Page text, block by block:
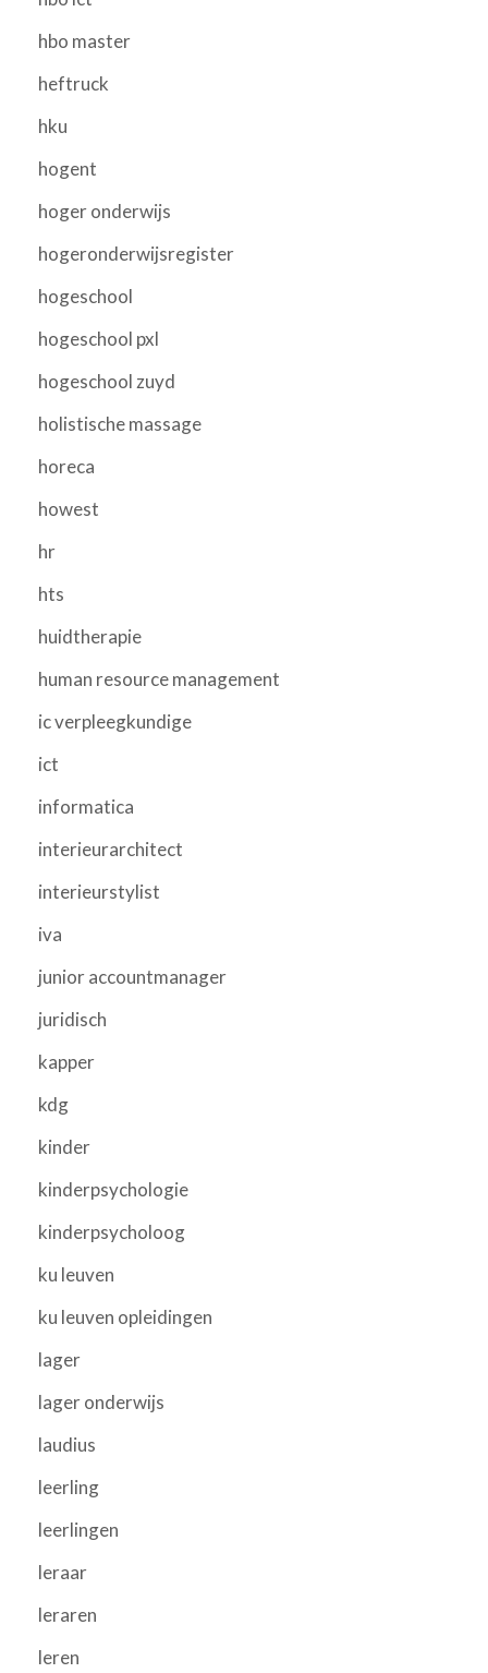
hbo master
heftruck
hku
hogent
hoger onderwijs
hogeronderwijsregister
hogeschool
hogeschool pxl
hogeschool zuyd
holistische massage
horeca
howest
hr
hts
huidtherapie
human resource management
ic verpleegkundige
ict
informatica
interieurarchitect
interieurstylist
iva
junior accountmanager
juridisch
kapper
kdg
kinder
kinderpsychologie
kinderpsycholoog
ku leuven
ku leuven opleidingen
lager
lager onderwijs
laudius
leerling
leerlingen
leraar
leraren
leren